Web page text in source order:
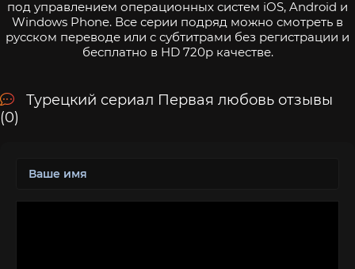
под управлением операционных систем iOS, Android и
Windows Phone. Все серии подряд можно смотреть в
русском переводе или с субтитрами без регистрации и
бесплатно в HD 720p качестве.
Турецкий сериал Первая любовь отзывы
(0)